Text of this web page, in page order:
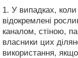
1. У випадках, коли
відокремлені
каналом, стіною,
власники цих
використання,